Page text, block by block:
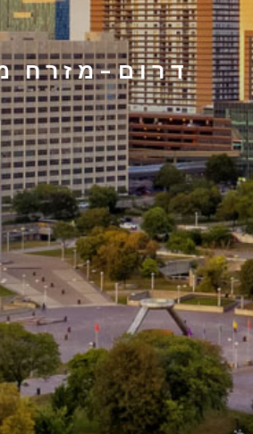
דרום-מזרח